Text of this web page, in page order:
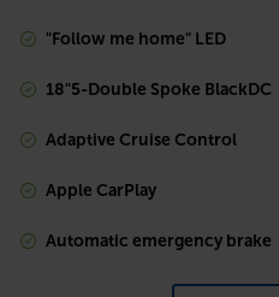
"Follow me home" LED
18"5-Double Spoke BlackDC
Adaptive Cruise Control
Apple CarPlay
Automatic emergency brake